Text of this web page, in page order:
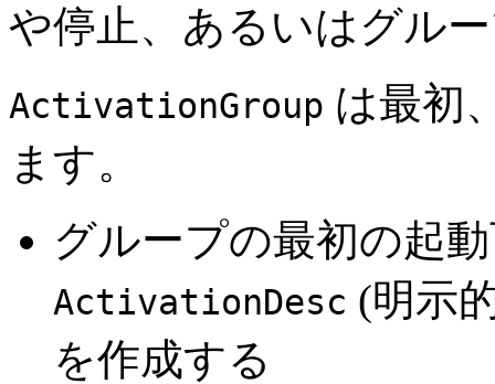
や停止、あるいはグル
ActivationGroup は最初
ます。
グループの最初の起
ActivationDesc (明示
を作成する